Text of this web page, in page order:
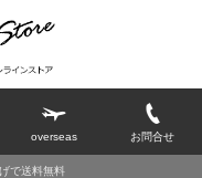
overseas お問合せ
で送料無料